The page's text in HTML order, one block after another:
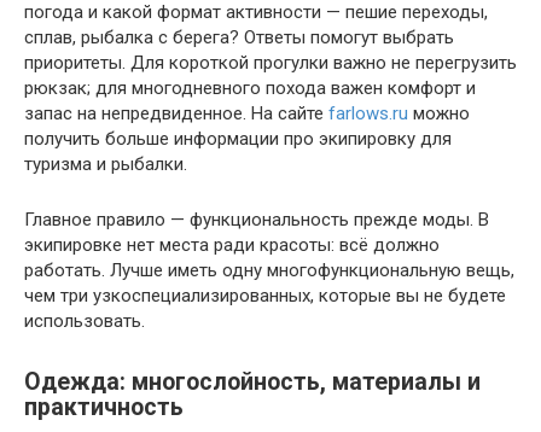
погода и какой формат активности — пешие переходы,
сплав, рыбалка с берега? Ответы помогут выбрать
приоритеты. Для короткой прогулки важно не перегрузить
рюкзак; для многодневного похода важен комфорт и
запас на непредвиденное. На сайте farlows.ru можно
получить больше информации про экипировку для
туризма и рыбалки.
Главное правило — функциональность прежде моды. В
экипировке нет места ради красоты: всё должно
работать. Лучше иметь одну многофункциональную вещь,
чем три узкоспециализированных, которые вы не будете
использовать.
Одежда: многослойность, материалы и
практичность